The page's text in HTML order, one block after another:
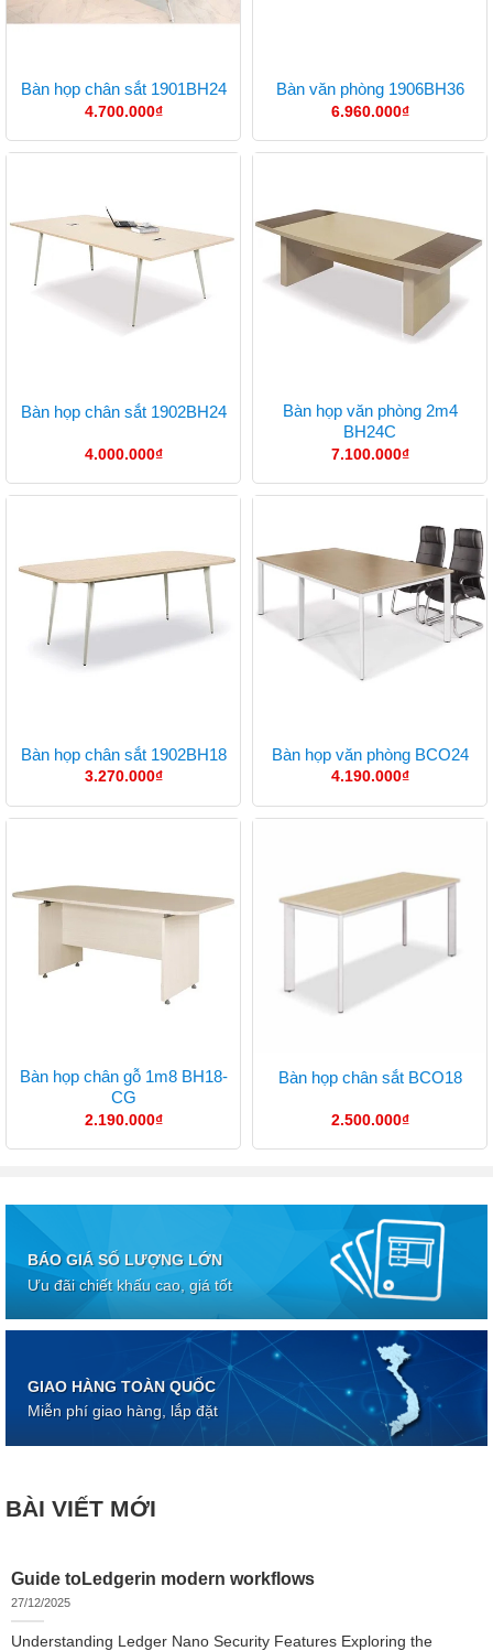
Bàn họp chân sắt 1901BH24
4.700.000₫
Bàn văn phòng 1906BH36
6.960.000₫
Bàn họp chân sắt 1902BH24
4.000.000₫
Bàn họp văn phòng 2m4
BH24C
7.100.000₫
Bàn họp chân sắt 1902BH18
3.270.000₫
Bàn họp văn phòng BCO24
4.190.000₫
Bàn họp chân gỗ 1m8 BH18-
CG
2.190.000₫
Bàn họp chân sắt BCO18
2.500.000₫
BÁO GIÁ SỐ LƯỢNG LỚN
Ưu đãi chiết khấu cao, giá tốt
GIAO HÀNG TOÀN QUỐC
Miễn phí giao hàng, lắp đặt
BÀI VIẾT MỚI
Guide toLedgerin modern workflows
27/12/2025
Understanding Ledger Nano Security Features Exploring the